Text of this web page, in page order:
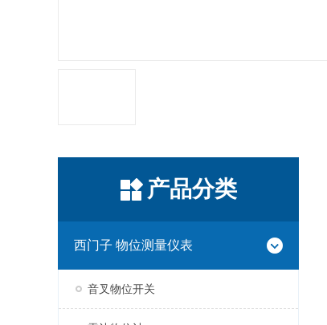
产品分类
西门子 物位测量仪表
音叉物位开关